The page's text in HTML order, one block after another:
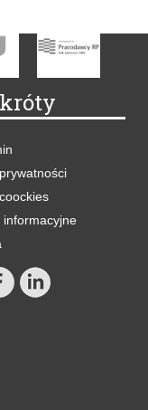
informacyjne